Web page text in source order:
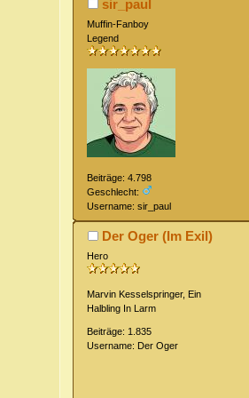
sir_paul
Muffin-Fanboy
Legend
Beiträge: 4.798
Geschlecht:
Username: sir_paul
Der Oger (Im Exil)
Hero
Marvin Kesselspringer, Ein
Halbling In Larm
Beiträge: 1.835
Username: Der Oger